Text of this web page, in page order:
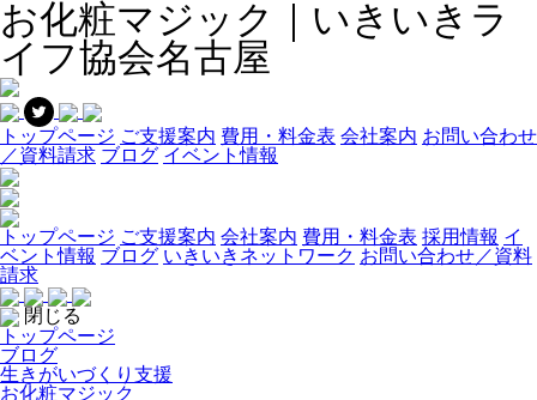
お化粧マジック｜いきいきラ
イフ協会名古屋
トップページ ご支援案内 費用・料金表 会社案内 お問い合わせ
／資料請求 ブログ イベント情報
トップページ ご支援案内 会社案内 費用・料金表 採用情報 イ
ベント情報 ブログ いきいきネットワーク お問い合わせ／資料
請求
閉じる
トップページ
ブログ
生きがいづくり支援
お化粧マジック